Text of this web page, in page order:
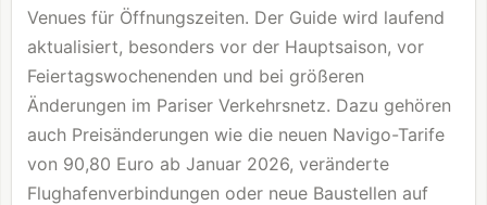
Venues für Öffnungszeiten. Der Guide wird laufend
aktualisiert, besonders vor der Hauptsaison, vor
Feiertagswochenenden und bei größeren
Änderungen im Pariser Verkehrsnetz. Dazu gehören
auch Preisänderungen wie die neuen Navigo-Tarife
von 90,80 Euro ab Januar 2026, veränderte
Flughafenverbindungen oder neue Baustellen auf